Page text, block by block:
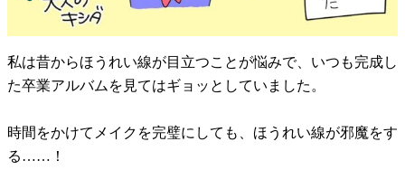
私は昔からほうれい線が目立つことが悩みで、いつも完成し
た卒業アルバムを見てはギョッとしていました。
時間をかけてメイクを完璧にしても、ほうれい線が邪魔をす
る……！